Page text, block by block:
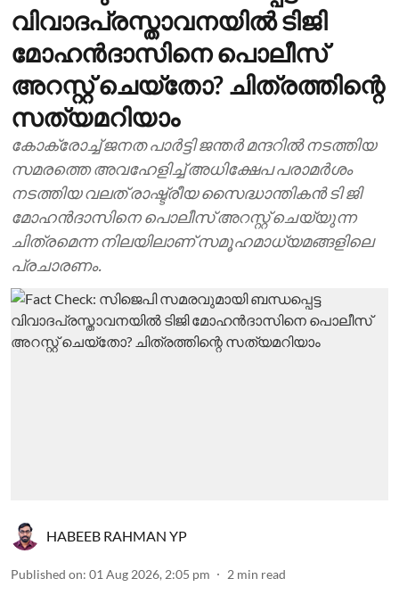
വിവാദപ്രസ്താവനയില്‍ ടിജി
മോഹന്‍ദാസിനെ പൊലീസ്
അറസ്റ്റ് ചെയ്തോ? ചിത്രത്തിന്റെ
സത്യമറിയാം
കോക്രോച്ച് ജനത പാര്‍ട്ടി ജന്തര്‍ മന്ദറില്‍ നടത്തിയ
സമരത്തെ അവഹേളിച്ച് അധിക്ഷേപ പരാമര്‍ശം
നടത്തിയ വലത് രാഷ്ട്രീയ സൈദ്ധാന്തികന്‍ ടി ജി
മോഹന്‍ദാസിനെ പൊലീസ് അറസ്റ്റ് ചെയ്യുന്ന
ചിത്രമെന്ന നിലയിലാണ് സമൂഹമാധ്യമങ്ങളിലെ
പ്രചാരണം.
HABEEB RAHMAN YP
Published on: 01 Aug 2026, 2:05 pm 2 min read